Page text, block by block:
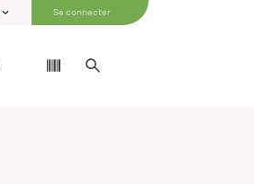
Se connecter